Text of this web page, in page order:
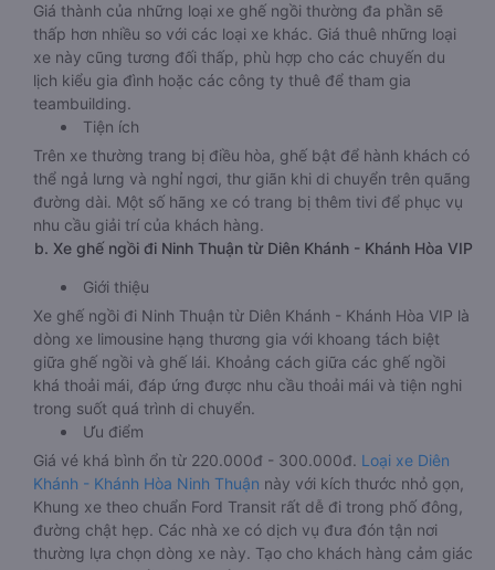
Giá thành của những loại xe ghế ngồi thường đa phần sẽ
thấp hơn nhiều so với các loại xe khác. Giá thuê những loại
xe này cũng tương đối thấp, phù hợp cho các chuyến du
lịch kiểu gia đình hoặc các công ty thuê để tham gia
teambuilding.
Tiện ích
Trên xe thường trang bị điều hòa, ghế bật để hành khách có
thể ngả lưng và nghỉ ngơi, thư giãn khi di chuyển trên quãng
đường dài. Một số hãng xe có trang bị thêm tivi để phục vụ
nhu cầu giải trí của khách hàng.
b. Xe ghế ngồi đi Ninh Thuận từ Diên Khánh - Khánh Hòa VIP
Giới thiệu
Xe ghế ngồi đi Ninh Thuận từ Diên Khánh - Khánh Hòa VIP là
dòng xe limousine hạng thương gia với khoang tách biệt
giữa ghế ngồi và ghế lái. Khoảng cách giữa các ghế ngồi
khá thoải mái, đáp ứng được nhu cầu thoải mái và tiện nghi
trong suốt quá trình di chuyển.
Ưu điểm
Giá vé khá bình ổn từ 220.000đ - 300.000đ. Loại xe Diên
Khánh - Khánh Hòa Ninh Thuận này với kích thước nhỏ gọn,
Khung xe theo chuẩn Ford Transit rất dễ đi trong phố đông,
đường chật hẹp. Các nhà xe có dịch vụ đưa đón tận nơi
thường lựa chọn dòng xe này. Tạo cho khách hàng cảm giác